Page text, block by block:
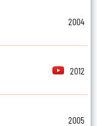
2004
2012
2005